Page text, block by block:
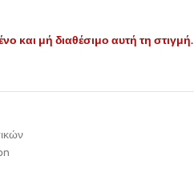
και μή διαθέσιμο αυτή τη στιγμή.